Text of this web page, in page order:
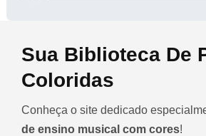
Sua Biblioteca De
Coloridas
Conheça o site dedicado
de ensino musical com cores!